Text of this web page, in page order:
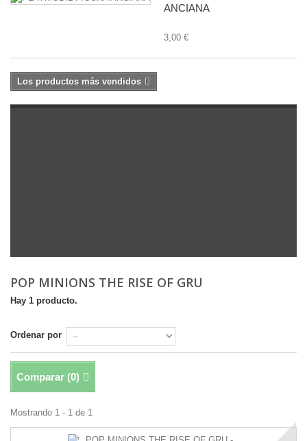
ANCIANA
3,00 €
Los productos más vendidos
POP MINIONS THE RISE OF GRU
Hay 1 producto.
Ordenar por
Comparar (0)
Mostrando 1 - 1 de 1